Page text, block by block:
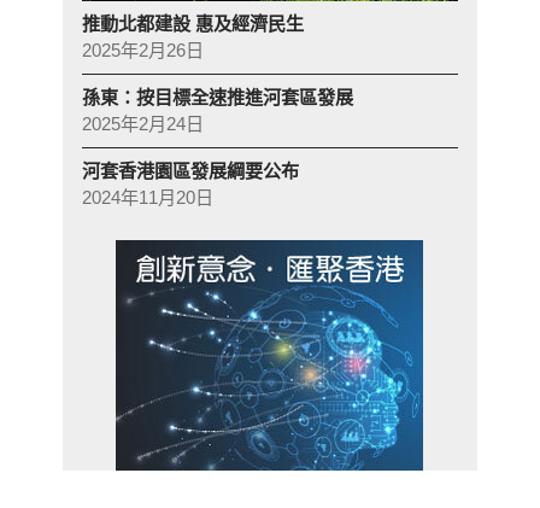
推動北都建設 惠及經濟民生
2025年2月26日
孫東：按目標全速推進河套區發展
2025年2月24日
河套香港園區發展綱要公布
2024年11月20日